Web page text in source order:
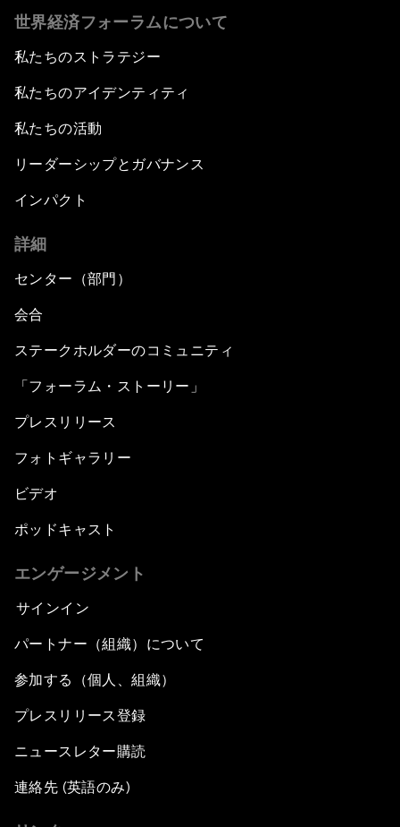
世界経済フォーラムについて
私たちのストラテジー
私たちのアイデンティティ
私たちの活動
リーダーシップとガバナンス
インパクト
詳細
センター（部門）
会合
ステークホルダーのコミュニティ
「フォーラム・ストーリー」
プレスリリース
フォトギャラリー
ビデオ
ポッドキャスト
エンゲージメント
サインイン
パートナー（組織）について
参加する（個人、組織）
プレスリリース登録
ニュースレター購読
連絡先 (英語のみ)